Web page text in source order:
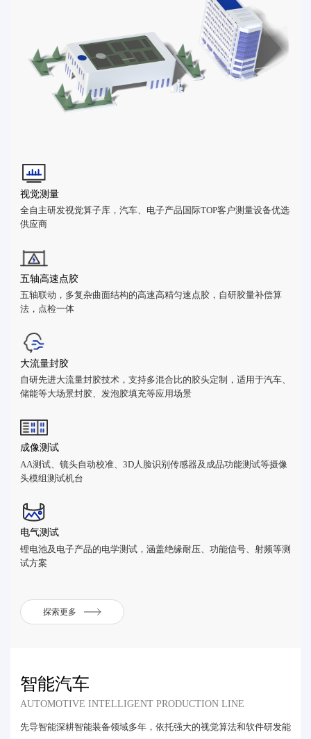
视觉测量
全自主研发视觉算子库，汽车、电子产品国际TOP客户测量设备优选
供应商
五轴高速点胶
五轴联动，多复杂曲面结构的高速高精匀速点胶，自研胶量补偿算
法，点检一体
大流量封胶
自研先进大流量封胶技术，支持多混合比的胶头定制，适用于汽车、
储能等大场景封胶、发泡胶填充等应用场景
成像测试
AA测试、镜头自动校准、3D人脸识别传感器及成品功能测试等摄像
头模组测试机台
电气测试
锂电池及电子产品的电学测试，涵盖绝缘耐压、功能信号、射频等测
试方案
探索更多
智能汽车
AUTOMOTIVE INTELLIGENT PRODUCTION LINE
先导智能深耕智能装备领域多年，依托强大的视觉算法和软件研发能